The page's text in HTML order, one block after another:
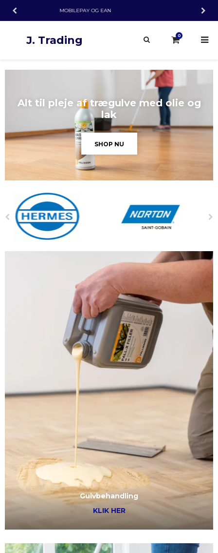
GODEPLEJEPRODUKTER GIVER SMUKKE GULVE
J. Trading 0
Alt til pleje af trægulve med olie og
lak
SHOP NU
Gulvbehandling
KLIK HER